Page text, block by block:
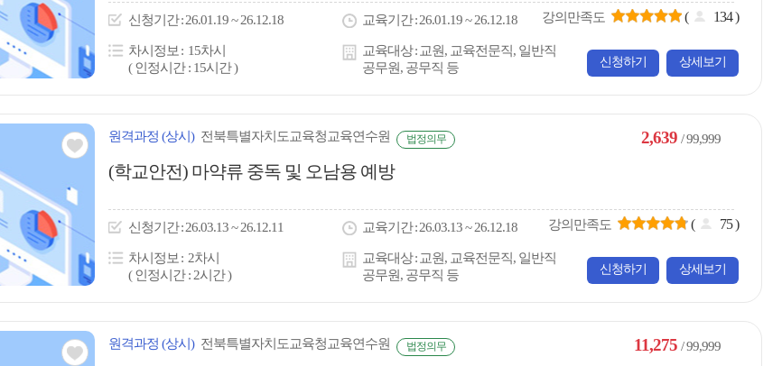
이
콘
신청기간 26.01.19 ~ 26.12.18 교육기간 26.01.19 ~ 26.12.18
차시정보
15차시
( 인정시간 : 15시간 )
교육대상 교원, 교육전문직, 일반직
공무원, 공무직 등
강의만족도 ( 134)
신청하기 상세보기
원격과정 (상시) 전북특별자치도교육청교육연수원 법정의무
관심
아
이
콘
(학교안전) 마약류 중독 및 오남용 예방
신청기간 26.03.13 ~ 26.12.11 교육기간 26.03.13 ~ 26.12.18
차시정보
2차시
( 인정시간 : 2시간 )
교육대상 교원, 교육전문직, 일반직
공무원, 공무직 등
강의만족도 ( 75)
2,639 / 99,999
신청하기 상세보기
원격과정 (상시) 전북특별자치도교육청교육연수원 법정의무
관심
11,275 / 99,999